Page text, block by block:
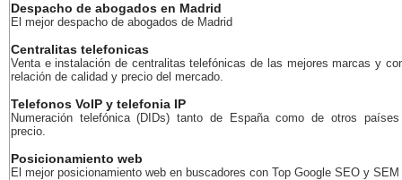
Despacho de abogados en Madrid
El mejor despacho de abogados de Madrid
Centralitas telefonicas
Venta e instalación de centralitas telefónicas de las mejores marcas y
relación de calidad y precio del mercado.
Telefonos VoIP y telefonia IP
Numeración telefónica (DIDs) tanto de España como de otros
precio.
Posicionamiento web
El mejor posicionamiento web en buscadores con Top Google SEO y SEM